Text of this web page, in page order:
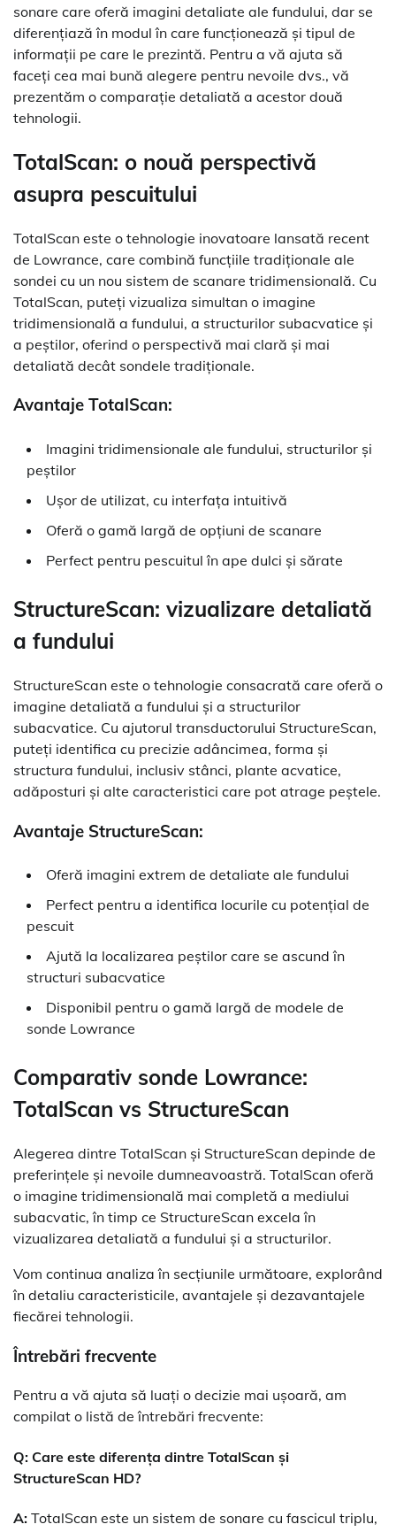
sonare care oferă imagini detaliate ale fundului, dar se
diferențiază în modul în care funcționează și tipul de
informații pe care le prezintă. Pentru a vă ajuta să
faceți cea mai bună alegere pentru nevoile dvs., vă
prezentăm o comparație detaliată a acestor două
tehnologii.
TotalScan: o nouă perspectivă
asupra pescuitului
TotalScan este o tehnologie inovatoare lansată recent
de Lowrance, care combină funcțiile tradiționale ale
sondei cu un nou sistem de scanare tridimensională. Cu
TotalScan, puteți vizualiza simultan o imagine
tridimensională a fundului, a structurilor subacvatice și
a peștilor, oferind o perspectivă mai clară și mai
detaliată decât sondele tradiționale.
Avantaje TotalScan:
Imagini tridimensionale ale fundului, structurilor și
peștilor
Ușor de utilizat, cu interfața intuitivă
Oferă o gamă largă de opțiuni de scanare
Perfect pentru pescuitul în ape dulci și sărate
StructureScan: vizualizare detaliată
a fundului
StructureScan este o tehnologie consacrată care oferă o
imagine detaliată a fundului și a structurilor
subacvatice. Cu ajutorul transductorului StructureScan,
puteți identifica cu precizie adâncimea, forma și
structura fundului, inclusiv stânci, plante acvatice,
adăposturi și alte caracteristici care pot atrage peștele.
Avantaje StructureScan:
Oferă imagini extrem de detaliate ale fundului
Perfect pentru a identifica locurile cu potențial de
pescuit
Ajută la localizarea peștilor care se ascund în
structuri subacvatice
Disponibil pentru o gamă largă de modele de
sonde Lowrance
Comparativ sonde Lowrance:
TotalScan vs StructureScan
Alegerea dintre TotalScan și StructureScan depinde de
preferințele și nevoile dumneavoastră. TotalScan oferă
o imagine tridimensională mai completă a mediului
subacvatic, în timp ce StructureScan excela în
vizualizarea detaliată a fundului și a structurilor.
Vom continua analiza în secțiunile următoare, explorând
în detaliu caracteristicile, avantajele și dezavantajele
fiecărei tehnologii.
Întrebări frecvente
Pentru a vă ajuta să luați o decizie mai ușoară, am
compilat o listă de întrebări frecvente:
Q: Care este diferența dintre TotalScan și
StructureScan HD?
A: TotalScan este un sistem de sonare cu fascicul triplu,